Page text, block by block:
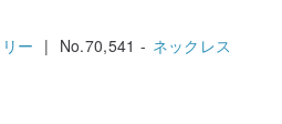
ー | No.70,541 - ネックレス